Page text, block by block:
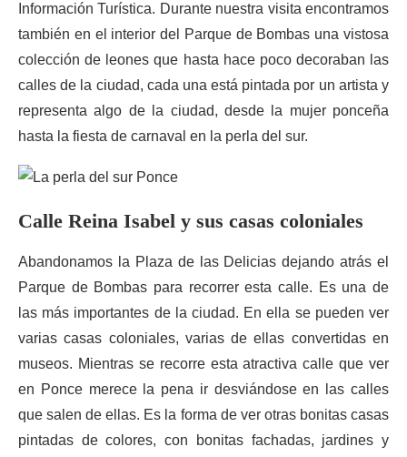
Información Turística. Durante nuestra visita encontramos
también en el interior del Parque de Bombas una vistosa
colección de leones que hasta hace poco decoraban las
calles de la ciudad, cada una está pintada por un artista y
representa algo de la ciudad, desde la mujer ponceña
hasta la fiesta de carnaval en la perla del sur.
Calle Reina Isabel y sus casas coloniales
Abandonamos la Plaza de las Delicias dejando atrás el
Parque de Bombas para recorrer esta calle. Es una de
las más importantes de la ciudad. En ella se pueden ver
varias casas coloniales, varias de ellas convertidas en
museos. Mientras se recorre esta atractiva calle que ver
en Ponce merece la pena ir desviándose en las calles
que salen de ellas. Es la forma de ver otras bonitas casas
pintadas de colores, con bonitas fachadas, jardines y